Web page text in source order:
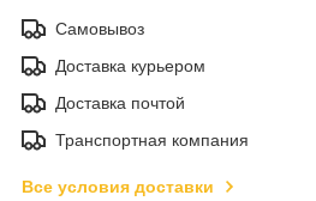
Самовывоз
Доставка курьером
Доставка почтой
Транспортная компания
Все условия доставки